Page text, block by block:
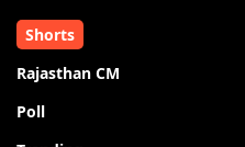
Shorts
Rajasthan CM
Poll